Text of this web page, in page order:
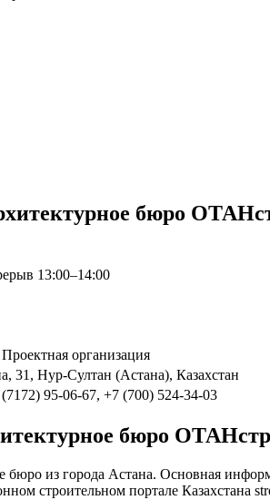
бюро
13:00–14:00
организация
31, Нур-Султан (Астана), Казахстан
95-06-67, +7 (700) 524-34-03
бюро
бюро из города Астана. Основная
строительном портале Казахстана